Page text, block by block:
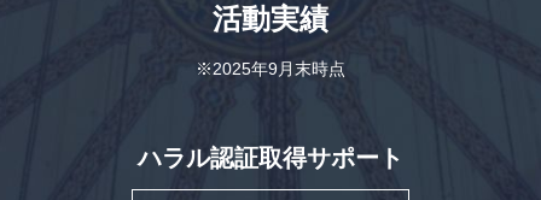
活動実績
※2025年9月末時点
ハラル認証取得サポート